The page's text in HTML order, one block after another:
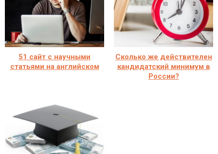
51 сайт с научными
статьями на английском
Сколько же действителен
кандидатский минимум в
России?